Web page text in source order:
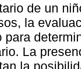
de un
la
para
La
la